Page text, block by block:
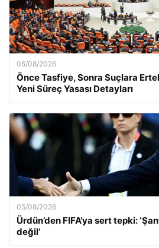
05/08/2026
Önce Tasfiye, Sonra Suçlara
Yeni Süreç Yasası Detayları
05/08/2026
Ürdün’den FIFA’ya sert tepki:
değil’